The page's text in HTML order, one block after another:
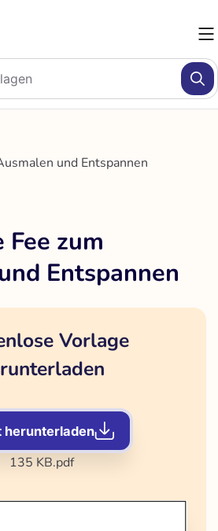
und Entspannen
zum
Entspannen
Vorlage
herunterladen
135 KB.pdf